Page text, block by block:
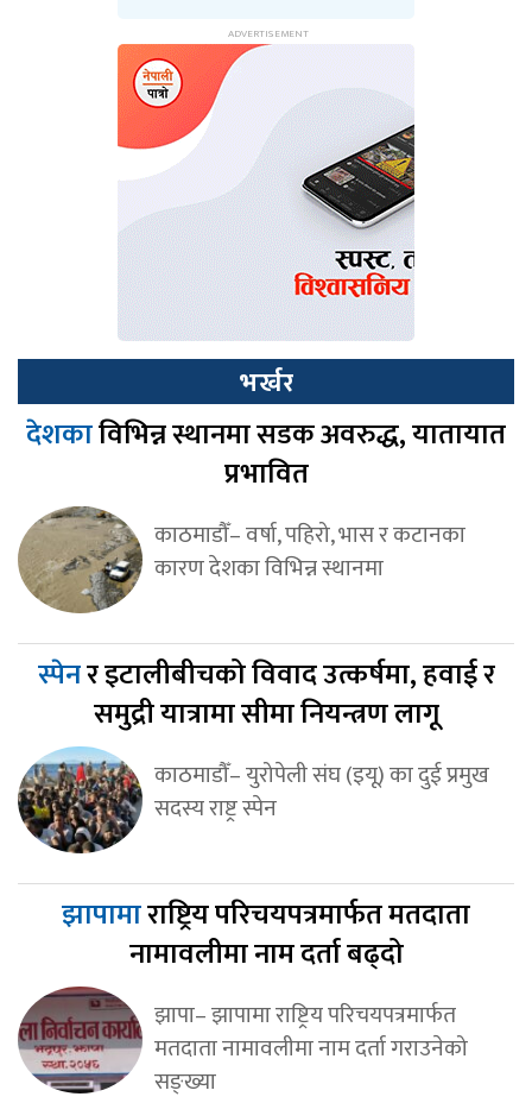
भर्खर
देशकाविभिन्न स्थानमा सडक अवरुद्ध, यातायात
प्रभावित
काठमाडौँ– वर्षा, पहिरो, भास र कटानका
कारण देशका विभिन्न स्थानमा
स्पेनर इटालीबीचको विवाद उत्कर्षमा, हवाई र
समुद्री यात्रामा सीमा नियन्त्रण लागू
काठमाडौँ– युरोपेली संघ (इयू) का दुई प्रमुख
सदस्य राष्ट्र स्पेन
झापामाराष्ट्रिय परिचयपत्रमार्फत मतदाता
नामावलीमा नाम दर्ता बढ्दो
झापा– झापामा राष्ट्रिय परिचयपत्रमार्फत
मतदाता नामावलीमा नाम दर्ता गराउनेको
सङ्ख्या